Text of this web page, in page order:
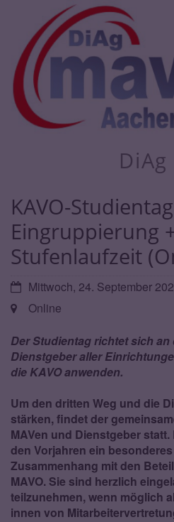
KAVO-
Eingruppierung
Stufenlaufzeit
Datum:Mittwoch, 24. September
Ort: Online
Der Studientag richtet sich an
Dienstgeber aller
die KAVO anwenden.
Um den dritten Weg und die
stärken, findet der
MAVen und Dienstgeber
den Vorjahren ein
Zusammenhang mit den
MAVO. Sie sind herzlich
teilzunehmen, wenn möglich
innen von